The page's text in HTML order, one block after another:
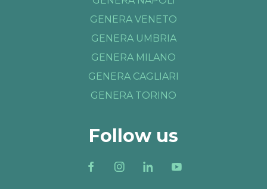
GENERA VENETO
GENERA UMBRIA
GENERA MILANO
GENERA CAGLIARI
GENERA TORINO
Follow us